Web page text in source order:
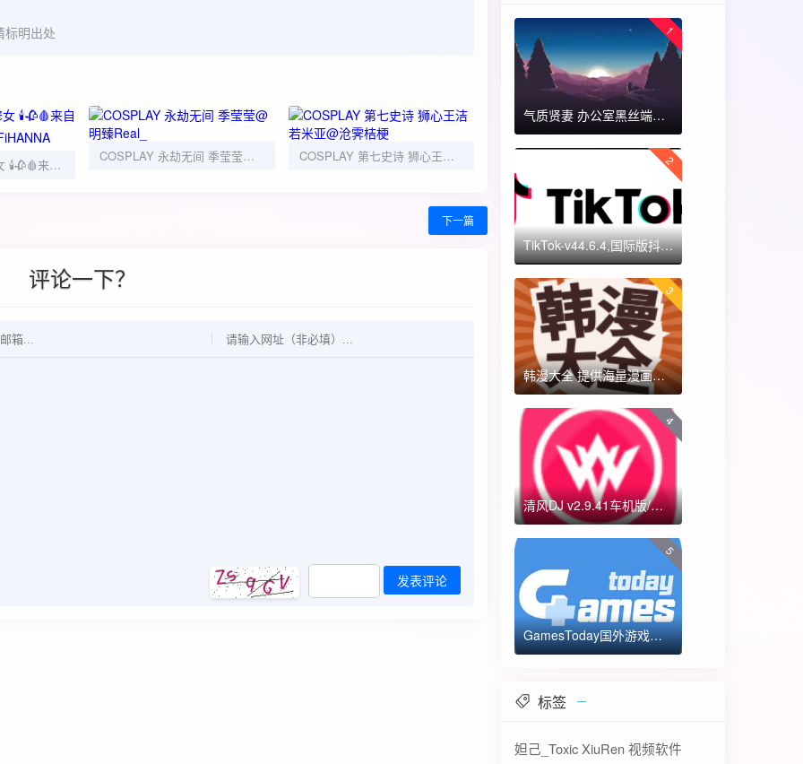
标明出处
COSPLAY 战斗修女 🕯️🥀🩸来自秘境的祷告🩸🥀🕯️@FiHANNA
COSPLAY 永劫无间 季莹莹@明臻Real_ COSPLAY 第七史诗 狮心王洁若米亚@沧霁桔梗
下一篇
评论一下？
发表评论
1
气质贤妻 办公室黑丝端木蓉 国漫女神 ​​​
2
TikTok-v44.6.4,国际版抖音海外畅享,免拔卡体验!附保姆级详细使用指南
3
韩漫大全 提供海量漫画资源
4
清风DJ v2.9.41车机版/手机版-全方位DJ舞曲
5
GamesToday国外游戏下载器 不需要T子
标签
妲己_ToxicXiuRen 视频软件